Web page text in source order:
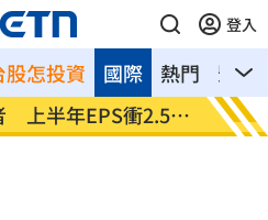
登入
股怎投資 熱門 影音
國際
上半年EPS衝2.58
高溫